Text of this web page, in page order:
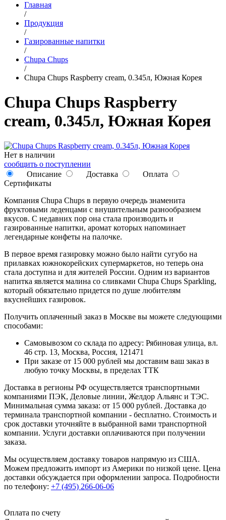
Главная
/
Продукция
/
Газированные напитки
/
Chupa Chups
/
Chupa Chups Raspberry cream, 0.345л, Южная Корея
Chupa Chups Raspberry
cream, 0.345л, Южная Корея
Нет в наличии
сообщить о поступлении
Описание
Доставка
Оплата
Сертификаты
Компания Chupa Chups в первую очередь знаменита
фруктовыми леденцами с внушительным разнообразием
вкусов. С недавних пор она стала производить и
газированные напитки, аромат которых напоминает
легендарные конфеты на палочке.
В первое время газировку можно было найти сугубо на
прилавках южнокорейских супермаркетов, но теперь она
стала доступна и для жителей России. Одним из вариантов
напитка является малина со сливками Chupa Chups Sparkling,
который обязательно придется по душе любителям
вкуснейших газировок.
Получить оплаченный заказ в Москве вы можете следующими
способами:
Самовывозом со склада по адресу: Рябиновая улица, вл.
46 стр. 13, Москва, Россия, 121471
При заказе от 15 000 рублей мы доставим ваш заказ в
любую точку Москвы, в пределах ТТК
Доставка в регионы РФ осуществляется транспортными
компаниями ПЭК, Деловые линии, Желдор Альянс и ТЭС.
Минимальная сумма заказа: от 15 000 рублей. Доставка до
терминала транспортной компании - бесплатно. Стоимость и
срок доставки уточняйте в выбранной вами транспортной
компании. Услуги доставки оплачиваются при получении
заказа.
Мы осуществляем доставку товаров напрямую из США.
Можем предложить импорт из Америки по низкой цене. Цена
доставки обсуждается при оформлении запроса. Подробности
по телефону: +7 (495) 266-06-06
Оплата по счету